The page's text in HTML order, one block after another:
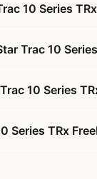
10 Series
Trac 10
10 Series
Series TRx